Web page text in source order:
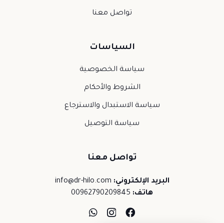
تواصل معنا
السياسات
سياسة الخصوصية
الشروط والأحكام
سياسة الاستبدال والاسترجاع
سياسة التوصيل
تواصل معنا
البريد الإلكتروني: info@dr-hilo.com
هاتف: 00962790209845